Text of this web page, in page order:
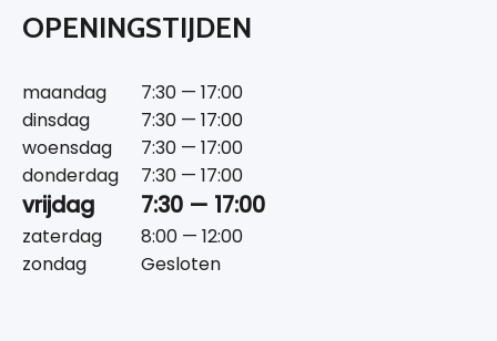
OPENINGSTIJDEN
maandag
7:30 — 17:00
dinsdag
7:30 — 17:00
woensdag
7:30 — 17:00
donderdag
7:30 — 17:00
vrijdag 7:30 — 17:00
zaterdag
8:00 — 12:00
zondag
Gesloten